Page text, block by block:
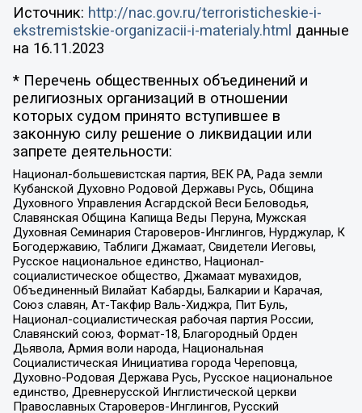
Источник: http://nac.gov.ru/terroristicheskie-i-
ekstremistskie-organizacii-i-materialy.html данные
на 16.11.2023
* Перечень общественных объединений и
религиозных организаций в отношении
которых судом принято вступившее в
законную силу решение о ликвидации или
запрете деятельности:
Национал-большевистская партия, ВЕК РА, Рада земли
Кубанской Духовно Родовой Державы Русь, Община
Духовного Управления Асгардской Веси Беловодья,
Славянская Община Капища Веды Перуна, Мужская
Духовная Семинария Староверов-Инглингов, Нурджулар, К
Богодержавию, Таблиги Джамаат, Свидетели Иеговы,
Русское национальное единство, Национал-
социалистическое общество, Джамаат мувахидов,
Объединенный Вилайат Кабарды, Балкарии и Карачая,
Союз славян, Ат-Такфир Валь-Хиджра, Пит Буль,
Национал-социалистическая рабочая партия России,
Славянский союз, Формат-18, Благородный Орден
Дьявола, Армия воли народа, Национальная
Социалистическая Инициатива города Череповца,
Духовно-Родовая Держава Русь, Русское национальное
единство, Древнерусской Инглистической церкви
Православных Староверов-Инглингов, Русский